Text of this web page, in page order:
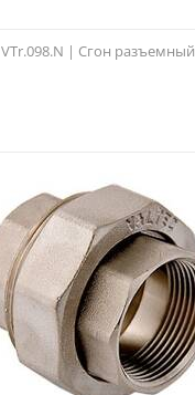
VTr.098.N | Сгон разъемный